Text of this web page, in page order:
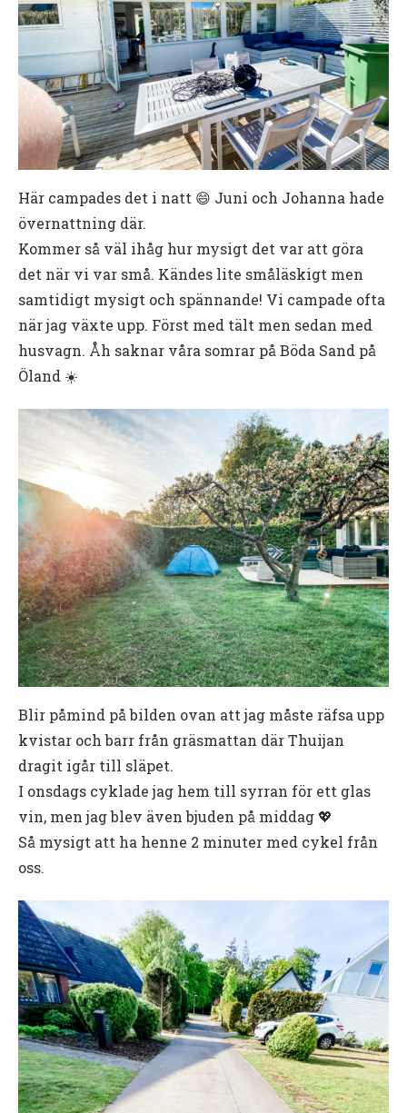
Här campades det i natt 😄 Juni och Johanna hade
övernattning där.
Kommer så väl ihåg hur mysigt det var att göra
det när vi var små. Kändes lite småläskigt men
samtidigt mysigt och spännande! Vi campade ofta
när jag växte upp. Först med tält men sedan med
husvagn. Åh saknar våra somrar på Böda Sand på
Öland ☀️
Blir påmind på bilden ovan att jag måste räfsa upp
kvistar och barr från gräsmattan där Thuijan
dragit igår till släpet.
I onsdags cyklade jag hem till syrran för ett glas
vin, men jag blev även bjuden på middag 💖
Så mysigt att ha henne 2 minuter med cykel från
oss.